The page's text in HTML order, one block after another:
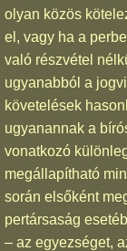
olyan közös
el, vagy ha a
való részvétel
ugyanabból a
követelések
ugyanannak a
vonatkozó
megállapítható
során elsőként
pertársaság
– az egyezséget,